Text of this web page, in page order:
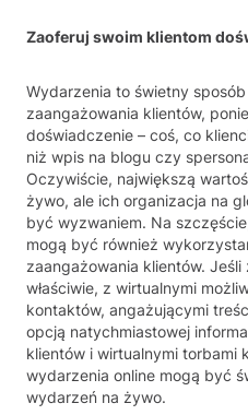
Zaoferuj swoim klientom
Wydarzenia to świetny
zaangażowania klientów,
doświadczenie – coś, co
niż wpis na blogu czy
Oczywiście, największą
żywo, ale ich organizacja na
być wyzwaniem. Na
mogą być również
zaangażowania klientów. Jeśli
właściwie, z wirtualnymi
kontaktów, angażującymi
opcją natychmiastowej
klientów i wirtualnymi torbami
wydarzenia online mogą być
wydarzeń na żywo.